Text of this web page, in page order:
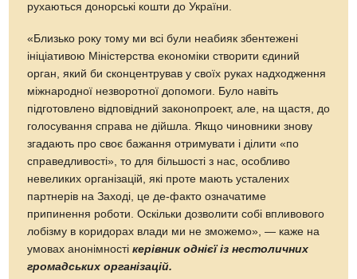
рухаються донорські кошти до України.
«Близько року тому ми всі були неабияк збентежені
ініціативою Міністерства економіки створити єдиний
орган, який би сконцентрував у своїх руках надходження
міжнародної незворотної допомоги. Було навіть
підготовлено відповідний законопроект, але, на щастя, до
голосування справа не дійшла. Якщо чиновники знову
згадають про своє бажання отримувати і ділити «по
справедливості», то для більшості з нас, особливо
невеликих організацій, які проте мають усталених
партнерів на Заході, це де-факто означатиме
припинення роботи. Оскільки дозволити собі впливового
лобізму в коридорах влади ми не зможемо», — каже на
умовах анонімностікерівник однієї із нестоличних
громадських організацій.